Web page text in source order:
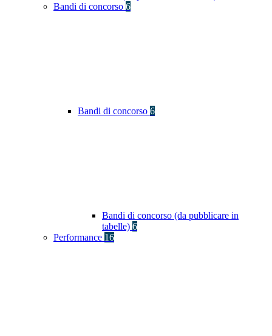
Bandi di concorso 6
Bandi di concorso 6
Bandi di concorso (da pubblicare in
tabelle) 6
Performance 16